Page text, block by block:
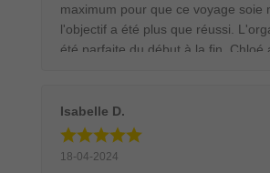
maximum pour que ce voyage soie
l'objectif a été plus que réussi.
été parfaite du début à la fin. Chloé
pour profiter au maximum. Gros
les guides francophones qui se sont
fond pour que nous puissions
Isabelle D.
18-04-2024